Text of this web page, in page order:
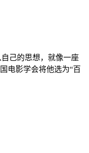
己的思想，就像一座
电影学会将他选为“百